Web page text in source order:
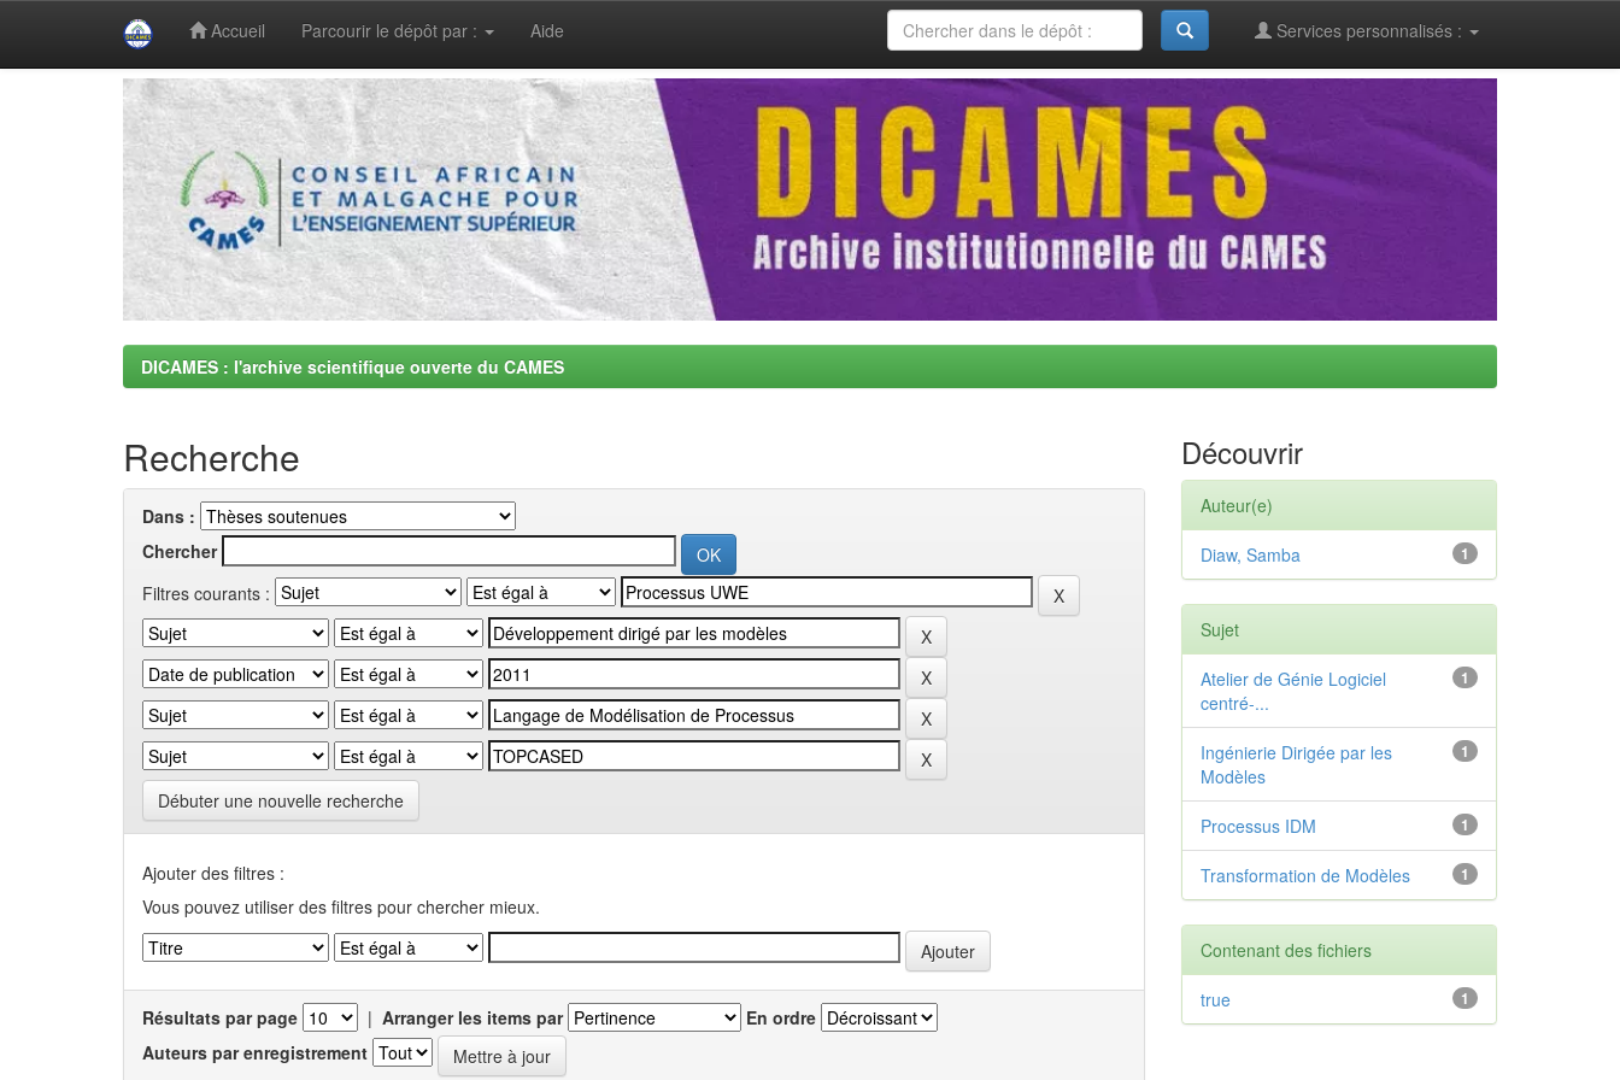
Accueil Parcourir le dépôt par : Aide Services personnalisés :
DICAMES : l'archive scientifique ouverte du CAMES
Recherche
Dans :
Chercher
Filtres courants :
Débuter une nouvelle recherche
Ajouter des filtres :
Vous pouvez utiliser des filtres pour chercher mieux.
Résultats par page | Arranger les items par
En ordre
Auteurs par enregistrement
Découvrir
Auteur(e)
1
Diaw, Samba
Sujet
1
Atelier de Génie Logiciel
centré-...
1
Ingénierie Dirigée par les
Modèles
1
Processus IDM
1
Transformation de Modèles
Contenant des fichiers
1
true